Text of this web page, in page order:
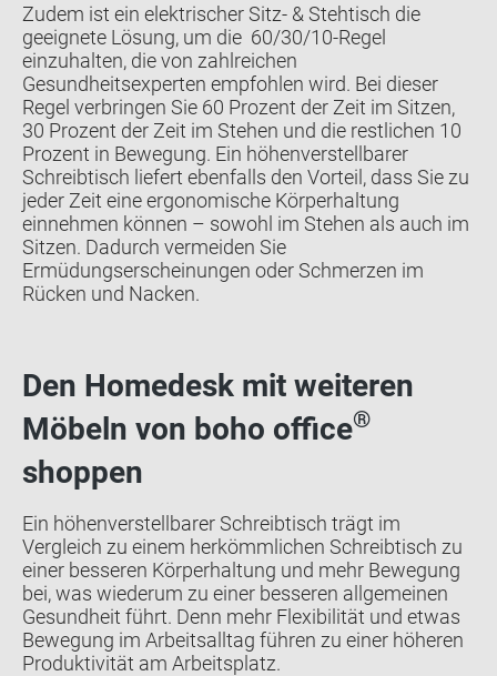
Zudem ist ein elektrischer Sitz- & Stehtisch die
geeignete Lösung, um die 60/30/10-Regel
einzuhalten, die von zahlreichen
Gesundheitsexperten empfohlen wird. Bei dieser
Regel verbringen Sie 60 Prozent der Zeit im Sitzen,
30 Prozent der Zeit im Stehen und die restlichen 10
Prozent in Bewegung. Ein höhenverstellbarer
Schreibtisch liefert ebenfalls den Vorteil, dass Sie zu
jeder Zeit eine ergonomische Körperhaltung
einnehmen können – sowohl im Stehen als auch im
Sitzen. Dadurch vermeiden Sie
Ermüdungserscheinungen oder Schmerzen im
Rücken und Nacken.
Den Homedesk mit weiteren
Möbeln von boho office®
shoppen
Ein höhenverstellbarer Schreibtisch trägt im
Vergleich zu einem herkömmlichen Schreibtisch zu
einer besseren Körperhaltung und mehr Bewegung
bei, was wiederum zu einer besseren allgemeinen
Gesundheit führt. Denn mehr Flexibilität und etwas
Bewegung im Arbeitsalltag führen zu einer höheren
Produktivität am Arbeitsplatz.